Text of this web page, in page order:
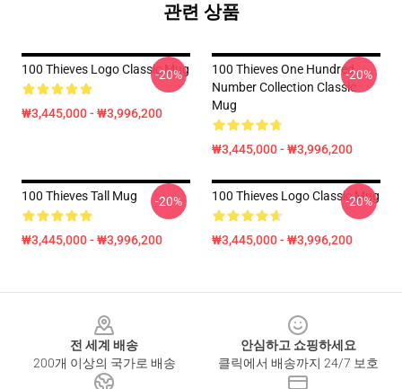
관련 상품
100 Thieves Logo Classic Mug
₩3,445,000 - ₩3,996,200
-20%
100 Thieves One Hundred
Number Collection Classic
Mug
₩3,445,000 - ₩3,996,200
-20%
100 Thieves Tall Mug
₩3,445,000 - ₩3,996,200
-20% 100 Thieves Logo Classic Mug
₩3,445,000 - ₩3,996,200
-20%
전 세계 배송
200개 이상의 국가로 배송
안심하고 쇼핑하세요
클릭에서 배송까지 24/7 보호